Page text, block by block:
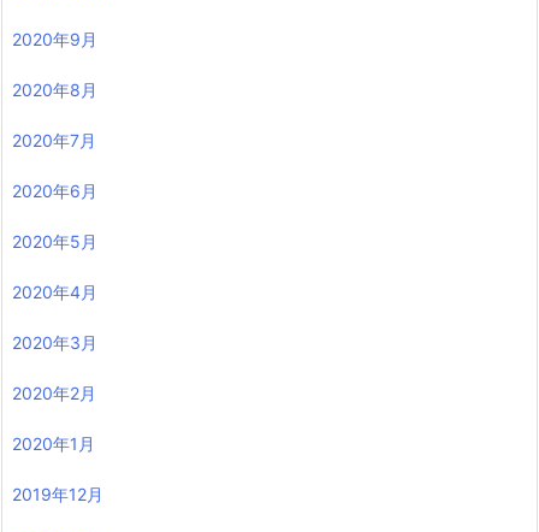
2020年9月
2020年8月
2020年7月
2020年6月
2020年5月
2020年4月
2020年3月
2020年2月
2020年1月
2019年12月